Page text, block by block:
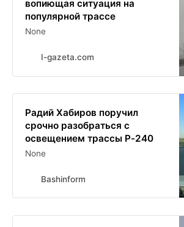
вопиющая ситуация на
популярной трассе
None
I-gazeta.com
Радий Хабиров поручил
срочно разобраться с
освещением трассы Р-240
None
Bashinform